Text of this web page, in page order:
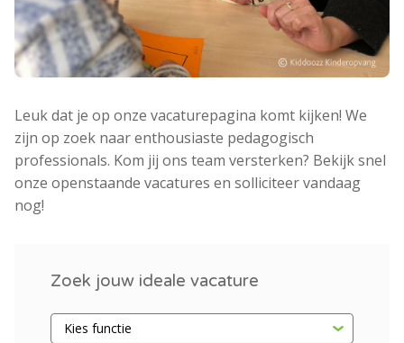
Leuk dat je op onze vacaturepagina komt kijken! We
zijn op zoek naar enthousiaste pedagogisch
professionals. Kom jij ons team versterken? Bekijk snel
onze openstaande vacatures en solliciteer vandaag
nog!
Zoek jouw ideale vacature